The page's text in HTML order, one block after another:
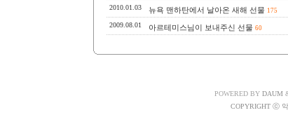
2010.01.03 뉴욕 맨하탄에서 날아온 새해 선물 175
2009.08.01 아르테미스님이 보내주신 선물 60
POWERED BY DAUM
COPYRIGHT ⓒ 악